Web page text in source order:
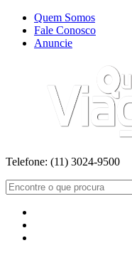
Quem Somos
Fale Conosco
Anuncie
Telefone: (11) 3024-9500